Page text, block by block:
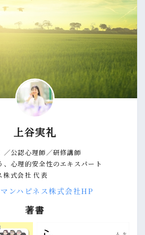
上谷実礼
／公認心理師／研修講師
、心理的安全性のエキスパート
株式会社 代表
ンハピネス株式会社HP
著書